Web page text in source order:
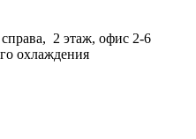
2 этаж, офис 2-6
охлаждения